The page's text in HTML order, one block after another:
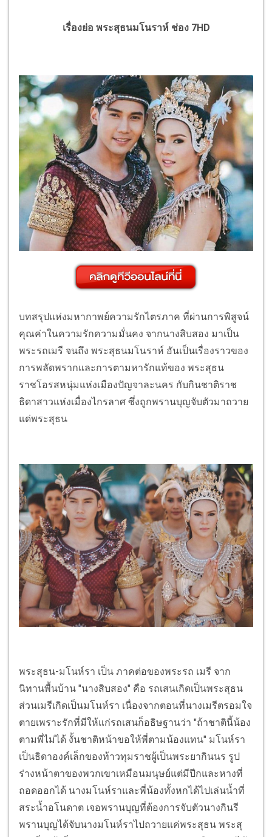
เรื่องย่อ พระสุธนมโนราห์ ช่อง 7HD
บทสรุปแห่งมหากาพย์ความรักไตรภาค ที่ผ่านการพิสูจน์
คุณค่าในความรักความมั่นคง จากนางสิบสอง มาเป็น
พระรถเมรี จนถึง พระสุธนมโนราห์ อันเป็นเรื่องราวของ
การพลัดพรากและการตามหารักแท้ของ พระสุธน
ราชโอรสหนุ่มแห่งเมืองปัญจาละนคร กับกินชาติราช
ธิดาสาวแห่งเมื่องไกรลาศ ซึ่งถูกพรานบุญจับตัวมาถวาย
แด่พระสุธน
พระสุธน-มโนห์รา เป็น ภาคต่อของพระรถ เมรี จาก
นิทานพื้นบ้าน "นางสิบสอง" คือ รถเสนเกิดเป็นพระสุธน
ส่วนเมรีเกิดเป็นมโนห์รา เนื่องจากตอนที่นางเมรีตรอมใจ
ตายเพราะรักที่มีให้แก่รถเสนก็อธิษฐานว่า "ถ้าชาตินี้น้อง
ตามพี่ไม่ได้ งั้นชาติหน้าขอให้พี่ตามน้องแทน" มโนห์รา
เป็นธิดาองค์เล็กของท้าวทุมราชผู้เป็นพระยากินนร รูป
ร่างหน้าตาของพวกเขาเหมือนมนุษย์แต่มีปีกและหางที่
ถอดออกได้ นางมโนห์ราและพี่น้องทั้งหกได้ไปเล่นน้ำที่
สระน้ำอโนดาต เจอพรานบุญที่ต้องการจับตัวนางกินรี
พรานบุญได้จับนางมโนห์ราไปถวายแค่พระสุธน พระสุ